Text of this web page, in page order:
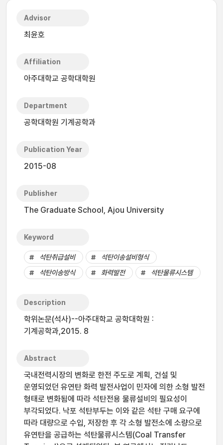
Advisor
최윤호
Affiliation
아주대학교 공학대학원
Department
공학대학원 기계공학과
Publication Year
2015-08
Publisher
The Graduate School, Ajou University
Keyword
석탄취급설비
석탄이송설비형식
석탄이송방식
화력발전 석탄물류시스템
Description
학위논문(석사)--아주대학교 공학대학원 :
기계공학과,2015. 8
Abstract
국내전력시장의 변화로 한전 주도로 계획, 건설 및
운영되었던 유연탄 화력 발전사업이 민자에 의한 소형 발전
형태로 변화됨에 따라 석탄전용 물류설비의 필요성이
부각되었다. 낙포 석탄부두는 이와 같은 석탄 구매 요구에
따라 대량으로 수입, 저장한 후 각 소형 발전소에 소량으로
유연탄을 공급하는 석탄물류시스템(Coal Transfer